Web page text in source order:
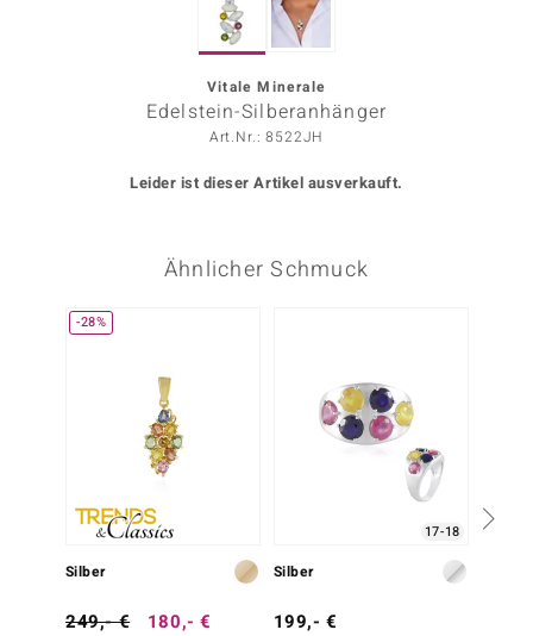
Vitale Minerale
Edelstein-Silberanhänger
Art.Nr.: 8522JH
Leider ist dieser Artikel ausverkauft.
Ähnlicher Schmuck
-28%
Silber
249,- € 180,- €
17-18
Silber
199,- €